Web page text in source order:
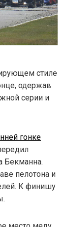
стиле
одержав
серии и
гонке
Бекманна.
пелотона и
К финишу